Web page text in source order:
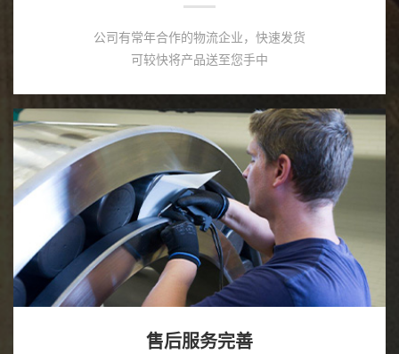
公司有常年合作的物流企业，快速发货
可较快将产品送至您手中
售后服务完善